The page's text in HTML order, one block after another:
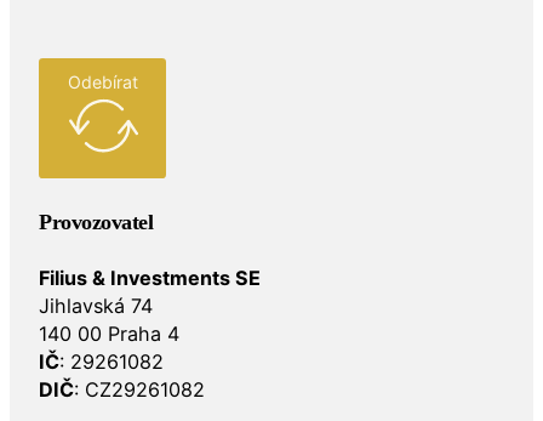
Odebírat
Provozovatel
Filius & Investments SE
Jihlavská 74
140 00 Praha 4
IČ: 29261082
DIČ: CZ29261082